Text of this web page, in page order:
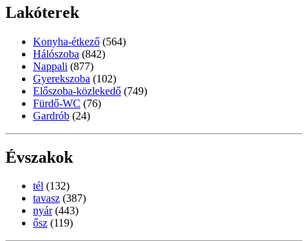
Lakóterek
Konyha-étkező (564)
Hálószoba (842)
Nappali (877)
Gyerekszoba (102)
Előszoba-közlekedő (749)
Fürdő-WC (76)
Gardrób (24)
Évszakok
tél (132)
tavasz (387)
nyár (443)
ősz (119)